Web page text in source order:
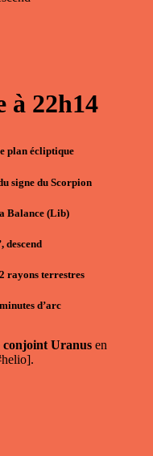
à 22h14
plan écliptique
signe du Scorpion
Balance (Lib)
descend
rayons terrestres
d’arc
conjoint Uranus en